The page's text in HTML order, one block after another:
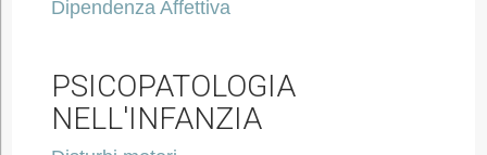
Dipendenza Affettiva
PSICOPATOLOGIA
NELL'INFANZIA